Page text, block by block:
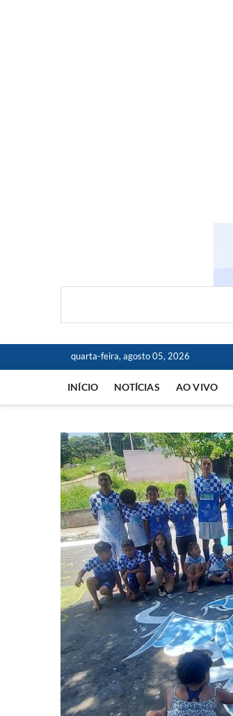
quarta-feira, agosto 05, 2026
INÍCIO NOTÍCIAS AO VIVO